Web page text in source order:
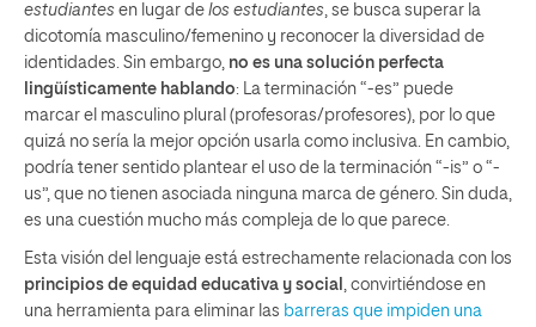
estudiantes en lugar de los estudiantes , se busca superar la
dicotomía masculino/femenino y reconocer la diversidad de
identidades. Sin embargo, no es una solución perfecta
lingüísticamente hablando: La terminación “-es” puede
marcar el masculino plural (profesoras/profesores), por lo que
quizá no sería la mejor opción usarla como inclusiva. En cambio,
podría tener sentido plantear el uso de la terminación “-is” o “-
us”, que no tienen asociada ninguna marca de género. Sin duda,
es una cuestión mucho más compleja de lo que parece.
Esta visión del lenguaje está estrechamente relacionada con los
principios de equidad educativa y social
, convirtiéndose en
una herramienta para eliminar las barreras que impiden una